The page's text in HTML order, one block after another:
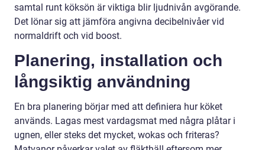
samtal runt köksön är viktiga blir ljudnivån avgörande.
Det lönar sig att jämföra angivna decibelnivåer vid
normaldrift och vid boost.
Planering, installation och
långsiktig användning
En bra planering börjar med att definiera hur köket
används. Lagas mest vardagsmat med några plåtar i
ugnen, eller steks det mycket, wokas och friteras?